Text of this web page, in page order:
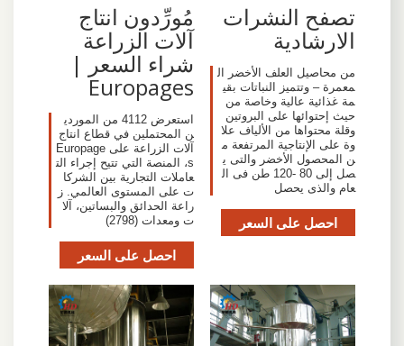
تصفح النشرات
الارشادية
من محاصيل العلف الأخضر ال
معمرة – وتتميز النباتات بقي
مة غذائية عالية وخاصة من
حيث إحتوائها على البروتين
وقلة محتواها من الألياف علا
وة على الإنتاجية المرتفعة م
ن المحصول الأخضر والتى ي
صل إلى 80 -120 طن فى ال
عام والذى يحصل
احصل على السعر
مُورِّدون انتاج
آلات الزراعة
شراء السعر |
Europages
استعرض 4112 من الموردي
ن المحتملين في قطاع انتاج
آلات الزراعة على Europage
s، المنصة التي تتيح إجراء الت
عاملات التجارية بين الشركا
ت على المستوى العالمي. ز
راعة الحدائق والبساتين، آلا
ت ومعدات (2798)
احصل على السعر